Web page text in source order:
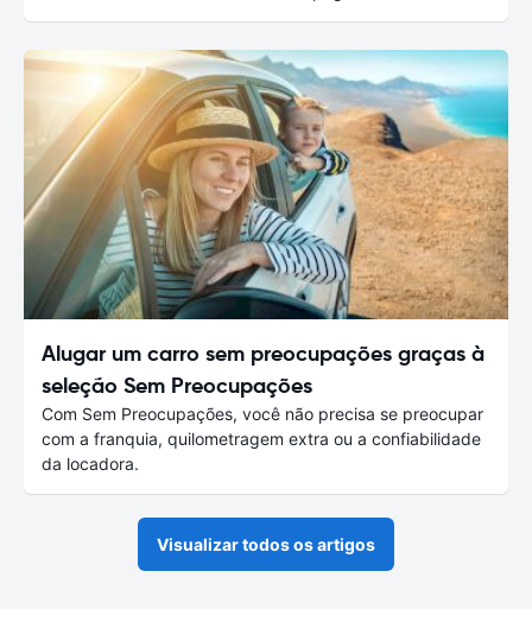
Alugar um carro sem preocupações graças à
seleção Sem Preocupações
Com Sem Preocupações, você não precisa se preocupar
com a franquia, quilometragem extra ou a confiabilidade
da locadora.
Visualizar todos os artigos